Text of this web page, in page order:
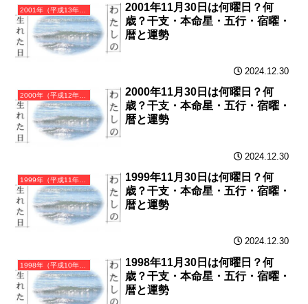
2001年（平成13年）辛巳（かのとみ）・巳年（へび年）カレンダー（月曜はじまり）
2001年11月30日は何曜日？何
歳？干支・本命星・五行・宿曜・
暦と運勢
2024.12.30
2000年（平成12年）庚辰（かのえたつ）・辰年（たつ年）カレンダー（月曜はじまり）
2000年11月30日は何曜日？何
歳？干支・本命星・五行・宿曜・
暦と運勢
2024.12.30
1999年（平成11年）己卯（つちのとう）・卯年（うさぎ年）カレンダー（月曜はじまり）
1999年11月30日は何曜日？何
歳？干支・本命星・五行・宿曜・
暦と運勢
2024.12.30
1998年（平成10年）戊寅（つちのえとら）・寅年（とら年）カレンダー（月曜はじまり）
1998年11月30日は何曜日？何
歳？干支・本命星・五行・宿曜・
暦と運勢